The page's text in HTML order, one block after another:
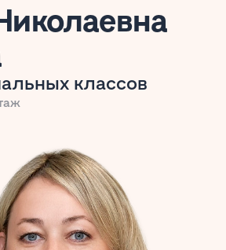
классов